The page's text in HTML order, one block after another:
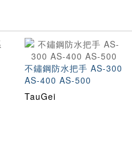
不鏽鋼防水把手 AS-300
AS-400 AS-500
TauGei